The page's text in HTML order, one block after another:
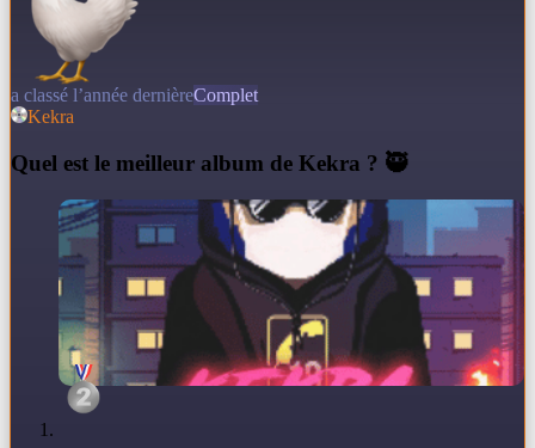
a classé l’année dernièreComplet
Kekra
Quel est le meilleur album de Kekra ? 🥷